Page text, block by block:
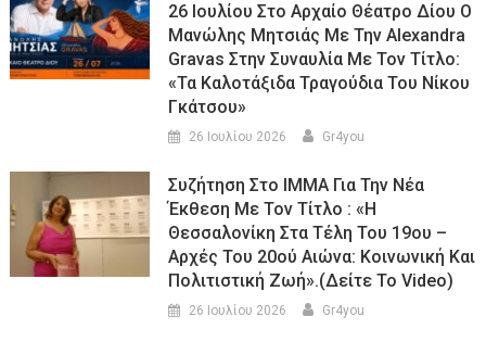
26 Ιουλίου Στο Αρχαίο Θέατρο Δίου Ο
Μανώλης Μητσιάς Με Την Alexandra
Gravas Στην Συναυλία Με Τον Τίτλο:
«τα Καλοτάξιδα Τραγούδια Του Νίκου
Γκάτσου»
26 Ιουλίου 2026 Gr4you
Συζήτηση Στο ΙΜΜΑ Για Την Νέα
Έκθεση Με Τον Τίτλο : «Η
Θεσσαλονίκη Στα Τέλη Του 19ου –
Αρχές Του 20ού Αιώνα: Κοινωνική Και
Πολιτιστική Ζωή».(Δείτε Το Video)
26 Ιουλίου 2026 Gr4you